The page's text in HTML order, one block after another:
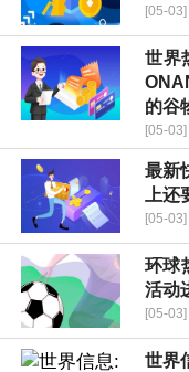
[05-03]
世界
的谷
[05-03]
最新
上还
[05-03]
环球
活动
[05-03]
世界